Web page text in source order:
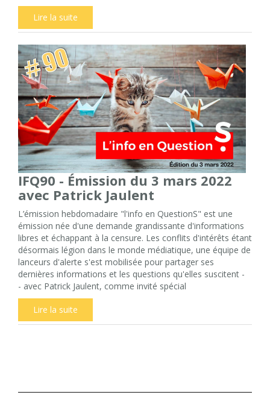
Lire la suite
IFQ90 - Émission du 3 mars 2022
avec Patrick Jaulent
L’émission hebdomadaire "l'info en QuestionS" est une
émission née d'une demande grandissante d'informations
libres et échappant à la censure. Les conflits d'intérêts étant
désormais légion dans le monde médiatique, une équipe de
lanceurs d'alerte s'est mobilisée pour partager ses
dernières informations et les questions qu'elles suscitent -
- avec Patrick Jaulent, comme invité spécial
Lire la suite